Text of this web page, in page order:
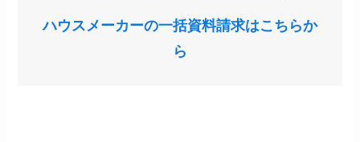
ハウスメーカーの一括資料請求はこちらか
ら